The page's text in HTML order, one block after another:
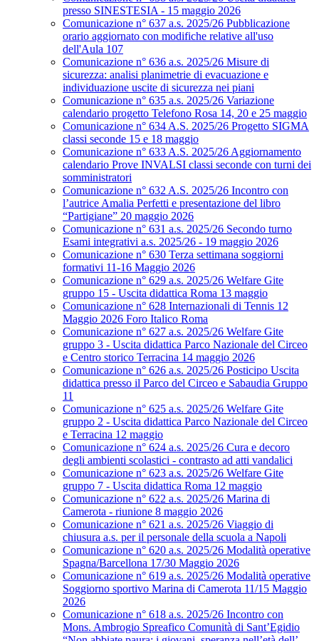
presso SINESTESIA - 15 maggio 2026
Comunicazione n° 637 a.s. 2025/26 Pubblicazione
orario aggiornato con modifiche relative all'uso
dell'Aula 107
Comunicazione n° 636 a.s. 2025/26 Misure di
sicurezza: analisi planimetrie di evacuazione e
individuazione uscite di sicurezza nei piani
Comunicazione n° 635 a.s. 2025/26 Variazione
calendario progetto Telefono Rosa 14, 20 e 25 maggio
Comunicazione n° 634 A.S. 2025/26 Progetto SIGMA
classi seconde 15 e 18 maggio
Comunicazione n° 633 A.S. 2025/26 Aggiornamento
calendario Prove INVALSI classi seconde con turni dei
somministratori
Comunicazione n° 632 A.S. 2025/26 Incontro con
l’autrice Amalia Perfetti e presentazione del libro
“Partigiane” 20 maggio 2026
Comunicazione n° 631 a.s. 2025/26 Secondo turno
Esami integrativi a.s. 2025/26 - 19 maggio 2026
Comunicazione n° 630 Terza settimana soggiorni
formativi 11-16 Maggio 2026
Comunicazione n° 629 a.s. 2025/26 Welfare Gite
gruppo 15 - Uscita didattica Roma 13 maggio
Comunicazione n° 628 Internazionali di Tennis 12
Maggio 2026 Foro Italico Roma
Comunicazione n° 627 a.s. 2025/26 Welfare Gite
gruppo 3 - Uscita didattica Parco Nazionale del Circeo
e Centro storico Terracina 14 maggio 2026
Comunicazione n° 626 a.s. 2025/26 Posticipo Uscita
didattica presso il Parco del Circeo e Sabaudia Gruppo
11
Comunicazione n° 625 a.s. 2025/26 Welfare Gite
gruppo 2 - Uscita didattica Parco Nazionale del Circeo
e Terracina 12 maggio
Comunicazione n° 624 a.s. 2025/26 Cura e decoro
degli ambienti scolastici - contrasto ad atti vandalici
Comunicazione n° 623 a.s. 2025/26 Welfare Gite
gruppo 7 - Uscita didattica Roma 12 maggio
Comunicazione n° 622 a.s. 2025/26 Marina di
Camerota - riunione 8 maggio 2026
Comunicazione n° 621 a.s. 2025/26 Viaggio di
chiusura a.s. per il personale della scuola a Napoli
Comunicazione n° 620 a.s. 2025/26 Modalità operative
Spagna/Barcellona 17/30 Maggio 2026
Comunicazione n° 619 a.s. 2025/26 Modalità operative
Soggiorno sportivo Marina di Camerota 11/15 Maggio
2026
Comunicazione n° 618 a.s. 2025/26 Incontro con
Mons. Ambrogio Spreafico Comunità di Sant’Egidio